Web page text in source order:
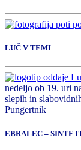
LUČ V TEMI
nedeljo ob 19. uri
slepih in
Pungertnik
EBRALEC –